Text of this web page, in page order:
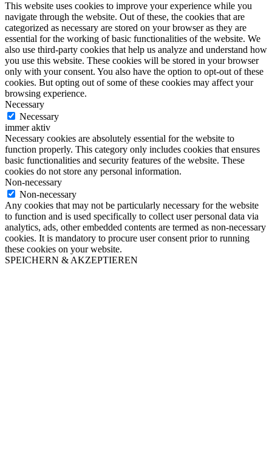
This website uses cookies to improve your experience while you
navigate through the website. Out of these, the cookies that are
categorized as necessary are stored on your browser as they are
essential for the working of basic functionalities of the website. We
also use third-party cookies that help us analyze and understand how
you use this website. These cookies will be stored in your browser
only with your consent. You also have the option to opt-out of these
cookies. But opting out of some of these cookies may affect your
browsing experience.
Necessary
Necessary
immer aktiv
Necessary cookies are absolutely essential for the website to
function properly. This category only includes cookies that ensures
basic functionalities and security features of the website. These
cookies do not store any personal information.
Non-necessary
Non-necessary
Any cookies that may not be particularly necessary for the website
to function and is used specifically to collect user personal data via
analytics, ads, other embedded contents are termed as non-necessary
cookies. It is mandatory to procure user consent prior to running
these cookies on your website.
SPEICHERN & AKZEPTIEREN